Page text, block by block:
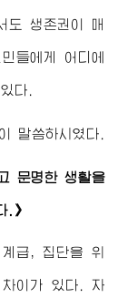
도 생존권이 매
들에게 어디에
다.
말씀하시였다.
문명한 생활을
.》
급, 집단을 위
이가 있다. 자